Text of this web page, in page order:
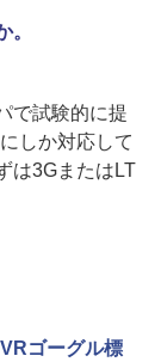
で試験的に提
しか対応して
は3GまたはLT
ゴーグル標